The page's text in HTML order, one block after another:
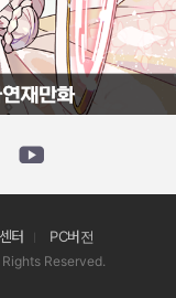
터 PC버전
Reserved.